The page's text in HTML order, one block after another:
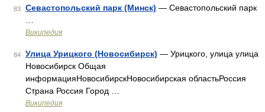
83 Севастопольский парк (Минск) — Севастопольский парк
Википедия
84 Улица Урицкого (Новосибирск) — Урицкого, улица улица
Новосибирск Общая
информацияНовосибирскНовосибирская областьРоссия
Страна Россия Город …
Википедия